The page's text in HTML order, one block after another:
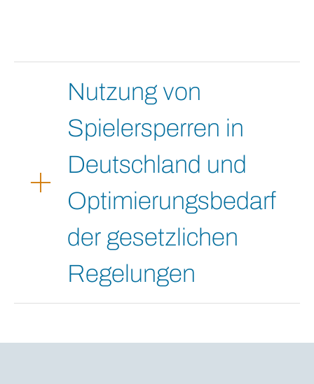
Nutzung von
Spielersperren in
Deutschland und
Optimierungsbedarf
der gesetzlichen
Regelungen